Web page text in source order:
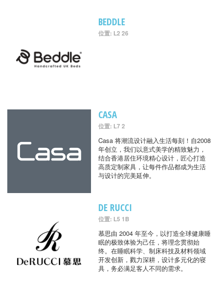
BEDDLE
位置: L2 26
CASA
位置: L7 2
Casa 将潮流设计融入生活每刻！自2008
年创立，我们以意式美学的精致魅力，
结合香港居住环境精心设计，匠心打造
高质定制家具，让每件作品都成为生活
与设计的完美延伸。
DE RUCCI
位置: L5 1B
慕思由 2004 年至今，以打造全球健康睡
眠的极致体验为己任，将理念贯彻始
终。在睡眠科学、制床科技及材料领域
开发创新，戮力深耕，设计多元化的寝
具，务必满足客人不同的需求。